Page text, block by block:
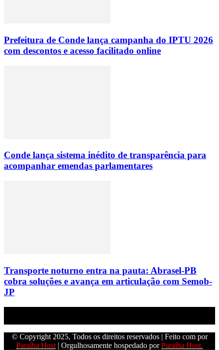
Prefeitura de Conde lança campanha do IPTU 2026
com descontos e acesso facilitado online
Conde lança sistema inédito de transparência para
acompanhar emendas parlamentares
Transporte noturno entra na pauta: Abrasel-PB
cobra soluções e avança em articulação com Semob-
JP
© Copyright 2025, Todos os direitos reservados | Feito com por
Paraíba Host | Orgulhosamente hospedado porParaíba Host.